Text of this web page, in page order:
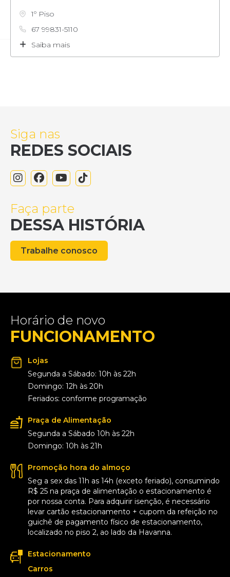
1º Piso
67 99831-5110
Saiba mais
Siga nas
REDES SOCIAIS
Faça parte
DESSA HISTÓRIA
Trabalhe conosco
Horário de novo
FUNCIONAMENTO
Lojas
Segunda a Sábado: 10h às 22h
Domingo: 12h às 20h
Feriados: conforme programação
Praça de Alimentação
Segunda a Sábado 10h às 22h
Domingo: 10h às 21h
Promoção hora do almoço
Seg a sex das 11h as 14h (exceto feriado), consumindo
R$ 25 na praça de alimentação o estacionamento é
por nossa conta. Para adquirir isenção, é necessário
levar cartão estacionamento + cupom da refeição no
guichê de pagamento físico de estacionamento,
localizado no piso 2, ao lado da Havanna.
Estacionamento
Carros